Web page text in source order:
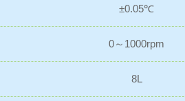
±0.05℃
0～1000rpm
8L